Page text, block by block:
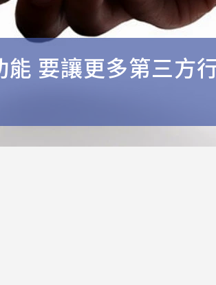
要讓更多第三方